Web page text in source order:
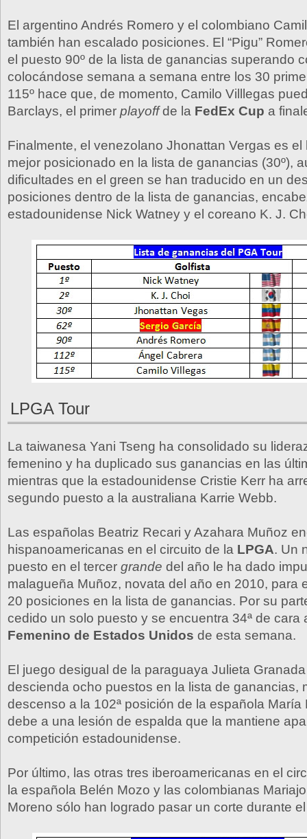
El argentino Andrés Romero y el colombiano
también han escalado posiciones. El “Pigu”
el puesto 90º de la lista de ganancias superando
colocándose semana a semana entre los 30
115º hace que, de momento, Camilo Villlegas
Barclays, el primer playoffde la FedEx Cup a
Finalmente, el venezolano Jhonattan Vergas es el
mejor posicionado en la lista de ganancias (30º),
dificultades en el green se han traducido en un
posiciones dentro de la lista de ganancias,
estadounidense Nick Watney y el coreano K. J.
LPGA Tour
La taiwanesa Yani Tseng ha consolidado su
femenino y ha duplicado sus ganancias en las
mientras que la estadounidense Cristie Kerr ha
segundo puesto a la australiana Karrie Webb.
Las españolas Beatriz Recari y Azahara Muñoz
hispanoamericanas en el circuito de la LPGA. Un
puesto en el tercer grande del año le ha dado
malagueña Muñoz, novata del año en 2010, para
20 posiciones en la lista de ganancias. Por su
cedido un solo puesto y se encuentra 34ª de cara
Femenino de Estados Unidos de esta semana.
El juego desigual de la paraguaya Julieta
descienda ocho puestos en la lista de ganancias,
descenso a la 102ª posición de la española María
debe a una lesión de espalda que la mantiene
competición estadounidense.
Por último, las otras tres iberoamericanas en el
la española Belén Mozo y las colombianas
Moreno sólo han logrado pasar un corte durante